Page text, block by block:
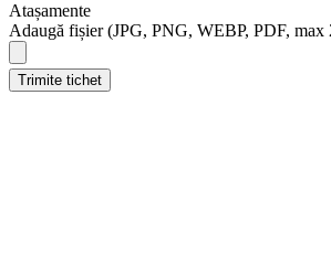
Atașamente
Adaugă fișier (JPG, PNG, WEBP, PDF,
Trimite tichet